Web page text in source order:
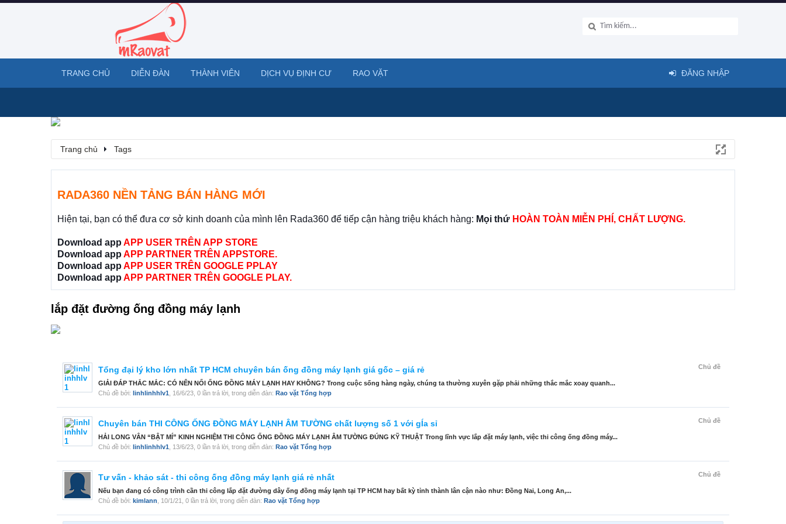
Trang chủ Tags
RADA360 NỀN TẢNG BÁN HÀNG MỚI
Hiện tại, bạn có thể đưa cơ sở kinh doanh của mình lên Rada360 để tiếp cận hàng triệu khách hàng: Mọi thứ HOÀN TOÀN MIỄN PHÍ, CHẤT LƯỢNG.
Download app APP USER TRÊN APP STORE
Download app APP PARTNER TRÊN APPSTORE.
Download app APP USER TRÊN GOOGLE PPLAY
Download app APP PARTNER TRÊN GOOGLE PLAY.
lắp đặt đường ống đồng máy lạnh
Chủ đề
Tổng đại lý kho lớn nhất TP HCM chuyên bán ống đồng máy lạnh giá gốc – giá rẻ
GIẢI ĐÁP THẮC MẮC: CÓ NÊN NỐI ỐNG ĐỒNG MÁY LẠNH HAY KHÔNG? Trong cuộc sống hàng ngày, chúng ta thường xuyên gặp phải những thắc mắc xoay quanh...
Chủ đề bởi: linhlinhhlv1 16/6/23 , 0 lần trả lời, trong diễn đàn: Rao vặt Tổng hợp
Chủ đề
Chuyên bán THI CÔNG ỐNG ĐỒNG MÁY LẠNH ÂM TƯỜNG chất lượng số 1 với gÍa sỉ
HẢI LONG VÂN “BẬT MÍ” KINH NGHIỆM THI CÔNG ỐNG ĐỒNG MÁY LẠNH ÂM TƯỜNG ĐÚNG KỸ THUẬT Trong lĩnh vực lắp đặt máy lạnh, việc thi công ống đồng máy...
Chủ đề bởi: linhlinhhlv1 13/6/23 , 0 lần trả lời, trong diễn đàn: Rao vặt Tổng hợp
Chủ đề
Tư vấn - khảo sát - thi công ống đồng máy lạnh giá rẻ nhất
Nếu bạn đang có công trình cần thi công lắp đặt đường dây ống đồng máy lạnh tại TP HCM hay bất kỳ tỉnh thành lân cận nào như: Đồng Nai, Long An,...
Chủ đề bởi: kimlann 10/1/21 , 0 lần trả lời, trong diễn đàn: Rao vặt Tổng hợp
TRANG CHỦ DIỄN ĐÀN THÀNH VIÊN DỊCH VỤ ĐỊNH CƯ RAO VẶT ĐĂNG NHẬP